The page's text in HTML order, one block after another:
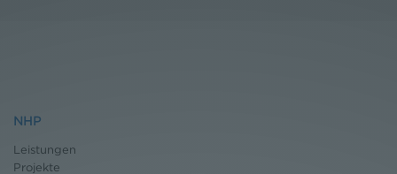
NHP
Leistungen
Projekte